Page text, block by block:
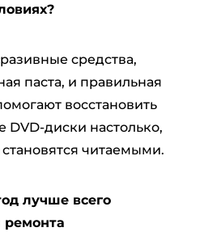
средства,
паста, и правильная
восстановить
DVD-диски настолько,
читаемыми.
лучше всего
ремонта